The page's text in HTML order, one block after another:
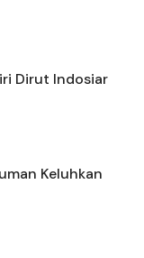
Dirut Indosiar
Keluhkan